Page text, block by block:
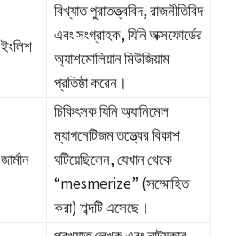
ইংলিশ
বিখ্যাত পুরাতত্ত্ববিদ, রাজনীতিবিদ
এবং সংগ্রাহক, যিনি অক্সফোর্ডের
অ্যাশমোলিয়ান মিউজিয়াম
প্রতিষ্ঠা করেন।
জার্মান
চিকিৎসক যিনি অ্যানিমেল
ম্যাগনেটিজম তত্ত্বের বিকাশ
ঘটিয়েছিলেন, যেখান থেকে
“mesmerize” (সম্মোহিত
করা) শব্দটি এসেছে।